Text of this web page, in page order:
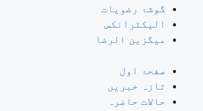
گوشۂ رضویات
الیکٹرانکس
میگزین الرضا
صفحۂ اول
تازہ خبریں
حالات حاضرہ